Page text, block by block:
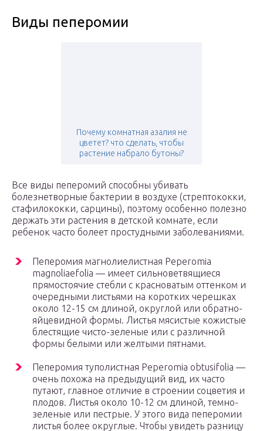
Виды пеперомии
Почему комнатная азалия не
цветет? что сделать, чтобы
растение набрало бутоны?
Все виды пеперомий способны убивать
болезнетворные бактерии в воздухе (стрептококки,
стафилококки, сарцины), поэтому особенно полезно
держать эти растения в детской комнате, если
ребенок часто болеет простудными заболеваниями.
Пеперомия магнолиелистная Peperomia
magnoliaefolia — имеет сильноветвящиеся
прямостоячие стебли с красноватым оттенком и
очередными листьями на коротких черешках
около 12-15 см длиной, округлой или обратно-
яйцевидной формы. Листья мясистые кожистые
блестящие чисто-зеленые или с различной
формы белыми или желтыми пятнами.
Пеперомия туполистная Peperomia obtusifolia —
очень похожа на предыдущий вид, их часто
путают, главное отличие в строении соцветия и
плодов. Листья около 10-12 см длиной, темно-
зеленые или пестрые. У этого вида пеперомии
листья более округлые. Чтобы увидеть разницу